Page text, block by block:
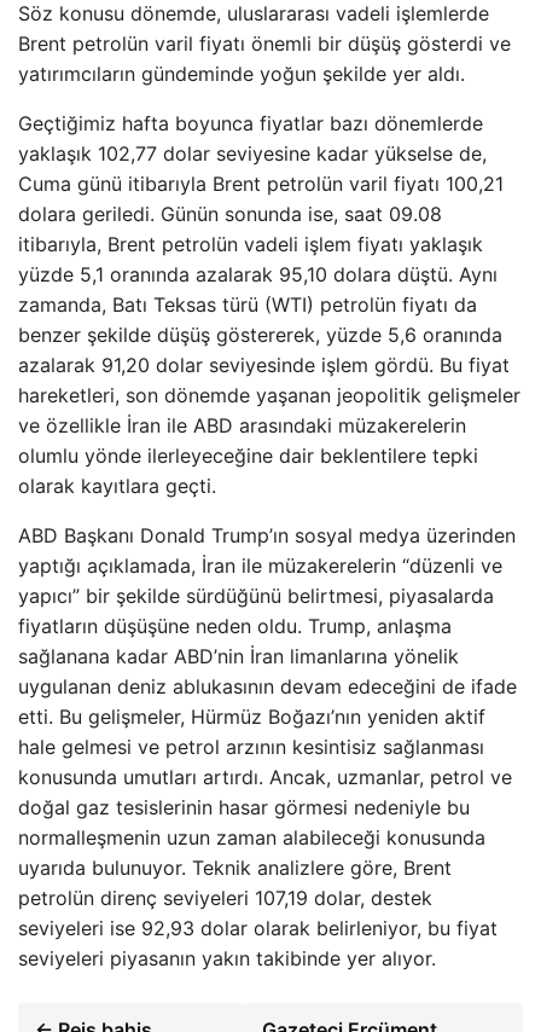
Söz konusu dönemde, uluslararası vadeli işlemlerde
Brent petrolün varil fiyatı önemli bir düşüş gösterdi ve
yatırımcıların gündeminde yoğun şekilde yer aldı.
Geçtiğimiz hafta boyunca fiyatlar bazı dönemlerde
yaklaşık 102,77 dolar seviyesine kadar yükselse de,
Cuma günü itibarıyla Brent petrolün varil fiyatı 100,21
dolara geriledi. Günün sonunda ise, saat 09.08
itibarıyla, Brent petrolün vadeli işlem fiyatı yaklaşık
yüzde 5,1 oranında azalarak 95,10 dolara düştü. Aynı
zamanda, Batı Teksas türü (WTI) petrolün fiyatı da
benzer şekilde düşüş göstererek, yüzde 5,6 oranında
azalarak 91,20 dolar seviyesinde işlem gördü. Bu fiyat
hareketleri, son dönemde yaşanan jeopolitik gelişmeler
ve özellikle İran ile ABD arasındaki müzakerelerin
olumlu yönde ilerleyeceğine dair beklentilere tepki
olarak kayıtlara geçti.
ABD Başkanı Donald Trump’ın sosyal medya üzerinden
yaptığı açıklamada, İran ile müzakerelerin “düzenli ve
yapıcı” bir şekilde sürdüğünü belirtmesi, piyasalarda
fiyatların düşüşüne neden oldu. Trump, anlaşma
sağlanana kadar ABD’nin İran limanlarına yönelik
uygulanan deniz ablukasının devam edeceğini de ifade
etti. Bu gelişmeler, Hürmüz Boğazı’nın yeniden aktif
hale gelmesi ve petrol arzının kesintisiz sağlanması
konusunda umutları artırdı. Ancak, uzmanlar, petrol ve
doğal gaz tesislerinin hasar görmesi nedeniyle bu
normalleşmenin uzun zaman alabileceği konusunda
uyarıda bulunuyor. Teknik analizlere göre, Brent
petrolün direnç seviyeleri 107,19 dolar, destek
seviyeleri ise 92,93 dolar olarak belirleniyor, bu fiyat
seviyeleri piyasanın yakın takibinde yer alıyor.